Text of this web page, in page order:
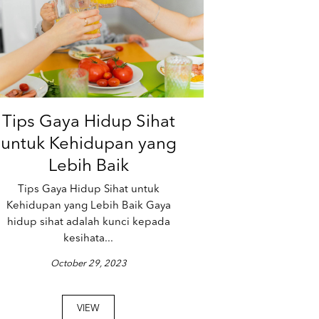
Tips Gaya Hidup Sihat
untuk Kehidupan yang
Lebih Baik
Tips Gaya Hidup Sihat untuk
Kehidupan yang Lebih Baik Gaya
hidup sihat adalah kunci kepada
kesihata...
October 29, 2023
VIEW